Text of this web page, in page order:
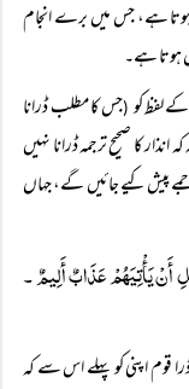
ہے، جس میں برے انجام
ہوتا ہے۔
لفظ کو(جس کا مطلب ڈرانا
کا صحیح ترجمہ ڈرانا نہیں
پیش کیے جائیں گے، جہاں
أَنْ يَأْتِيَھُمْ عَذَابٌ أَلِيمٌ ۔
قوم اپنی کو پہلے اس سے کہ